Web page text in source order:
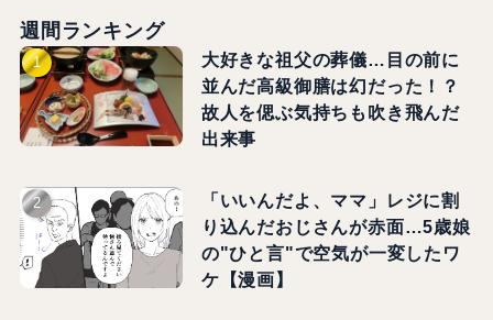
週間ランキング
大好きな祖父の葬儀…目の前に
並んだ高級御膳は幻だった！？
故人を偲ぶ気持ちも吹き飛んだ
出来事
「いいんだよ、ママ」レジに割
り込んだおじさんが赤面…5歳娘
の"ひと言"で空気が一変したワ
ケ【漫画】